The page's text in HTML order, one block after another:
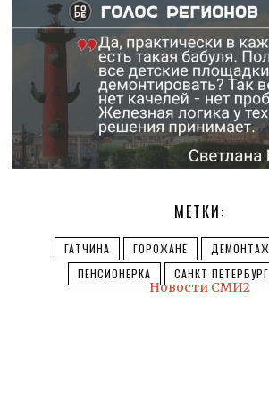
МЕТКИ:
ГАТЧИНА ГОРОЖАНЕ ДЕМОНТАЖ
ПЕНСИОНЕРКА
САНКТ ПЕТЕРБУРГ
Новости СМИ2